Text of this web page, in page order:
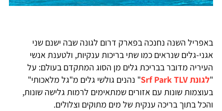
באפריל השנה נחנכה בפארק דרום לגונה שבה ישנם שני
אגני-גלים שנראים כמו שתי בריכות ענקיות, ולטענת אנשי
העיריה מדובר בבריכת גלים מן הסוג המתקדם בעולם: על
"לגונת Srf Park TLV
" נהנים גולשי גלים מ"גל מלאכותי"
בעוצמות שונות עם אזורים שמתאימים לרמות גלישה שונות,
והכל בתוך בריכה ענקית של מים מתוקים וצלולים.